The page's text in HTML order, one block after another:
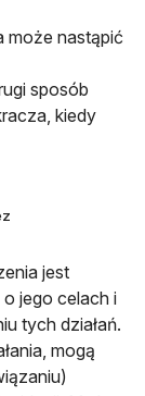
może nastąpić
sposób
kiedy
jest
jego celach i
tych działań.
mogą